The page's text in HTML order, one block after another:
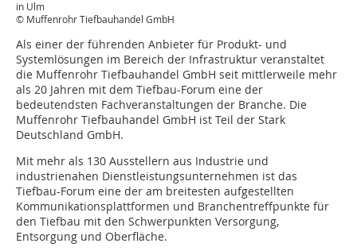
in Ulm
© Muffenrohr Tiefbauhandel GmbH
Als einer der führenden Anbieter für Produkt- und
Systemlösungen im Bereich der Infrastruktur veranstaltet
die Muffenrohr Tiefbauhandel GmbH seit mittlerweile mehr
als 20 Jahren mit dem Tiefbau-Forum eine der
bedeutendsten Fachveranstaltungen der Branche. Die
Muffenrohr Tiefbauhandel GmbH ist Teil der Stark
Deutschland GmbH.
Mit mehr als 130 Ausstellern aus Industrie und
industrienahen Dienstleistungsunternehmen ist das
Tiefbau-Forum eine der am breitesten aufgestellten
Kommunikationsplattformen und Branchentreffpunkte für
den Tiefbau mit den Schwerpunkten Versorgung,
Entsorgung und Oberfläche.